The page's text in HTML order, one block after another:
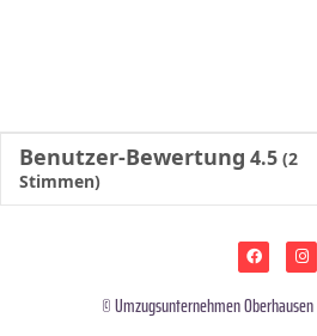
Benutzer-Bewertung 4.5 (2
Stimmen)
©Umzugsunternehmen Oberhausen